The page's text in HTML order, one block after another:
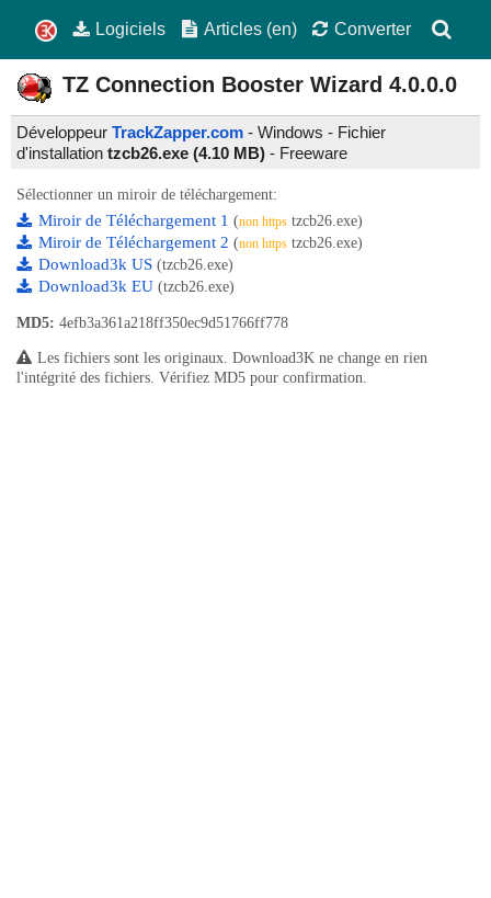
Logiciels Articles (en) Converter
TZ Connection Booster Wizard 4.0.0.0
Développeur TrackZapper.com - Windows - Fichier
d'installation tzcb26.exe (4.10 MB) - Freeware
Sélectionner un miroir de téléchargement:
Miroir de Téléchargement 1 (non https tzcb26.exe)
Miroir de Téléchargement 2 (non https tzcb26.exe)
Download3k US (tzcb26.exe)
Download3k EU (tzcb26.exe)
MD5: 4efb3a361a218ff350ec9d51766ff778
Les fichiers sont les originaux. Download3K ne change en rien
l'intégrité des fichiers. Vérifiez MD5 pour confirmation.